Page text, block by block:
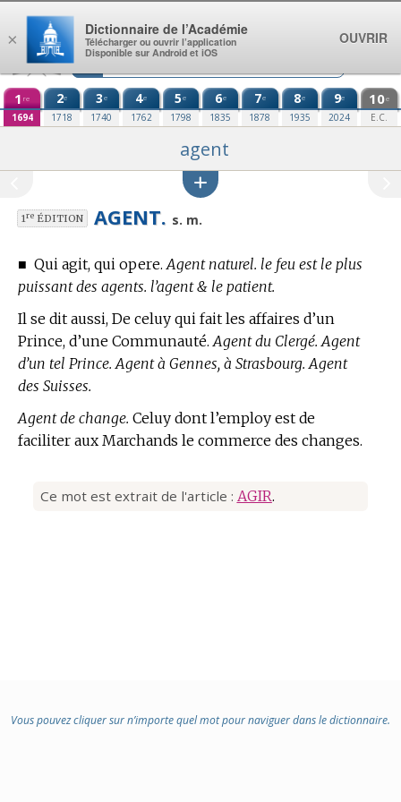
Aller au contenu
1 re
1694
2e
1718
3e
1740
4e
1762
5e
1798
6e
1835
7e
1878
8e
1935
9e
2024
10e
E.C.
agent
1reÉDITION AGENT. s. m.
■ Qui agit, qui opere. Agent naturel. le feu est le plus
puissant des agents. l’agent & le patient.
Il se dit aussi, De celuy qui fait les affaires d’un
Prince, d’une Communauté. Agent du Clergé. Agent
d’un tel Prince. Agent à Gennes, à Strasbourg. Agent
des Suisses.
Agent de change. Celuy dont l’employ est de
faciliter aux Marchands le commerce des changes.
Ce mot est extrait de l'article : AGIR.
Vous pouvez cliquer sur n’importe quel mot pour naviguer dans le dictionnaire.
×
Dictionnaire de l’Académie
Télécharger ou ouvrir l’application
Disponible sur Android et iOS
OUVRIR